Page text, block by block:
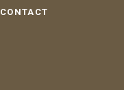
CONTACT